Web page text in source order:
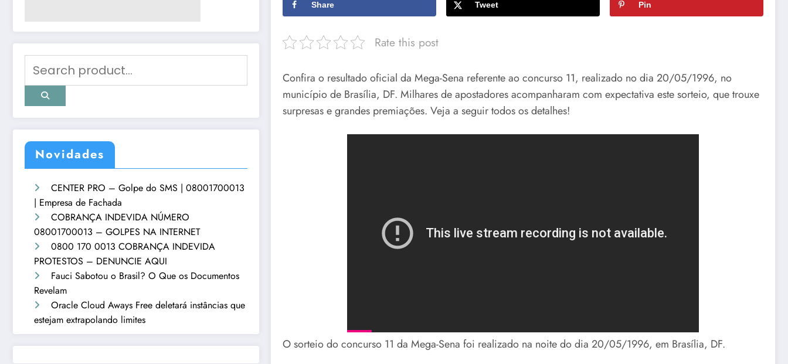
Novidades
CENTER PRO – Golpe do SMS | 08001700013
| Empresa de Fachada
COBRANÇA INDEVIDA NÚMERO
08001700013 – GOLPES NA INTERNET
0800 170 0013 COBRANÇA INDEVIDA
PROTESTOS – DENUNCIE AQUI
Fauci Sabotou o Brasil? O Que os Documentos
Revelam
Oracle Cloud Aways Free deletará instâncias que
estejam extrapolando limites
Share Tweet Pin
Rate this post
Confira o resultado oficial da Mega-Sena referente ao concurso 11, realizado no dia 20/05/1996, no
município de Brasília, DF. Milhares de apostadores acompanharam com expectativa este sorteio, que trouxe
surpresas e grandes premiações. Veja a seguir todos os detalhes!
O sorteio do concurso 11 da Mega-Sena foi realizado na noite do dia 20/05/1996, em Brasília, DF.